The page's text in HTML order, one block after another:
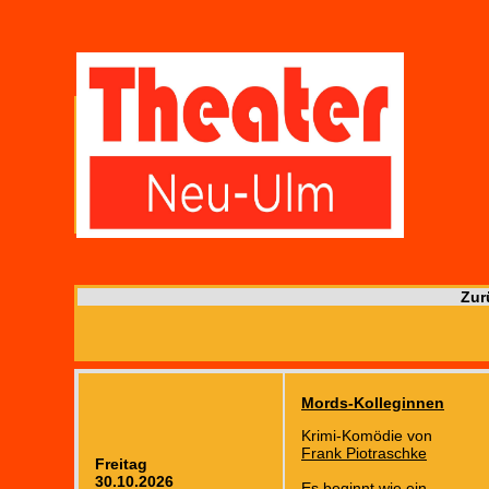
Freitag
30.10.2026
Mords-Kolleginnen
Krimi-Komödie von
Frank Piotraschke